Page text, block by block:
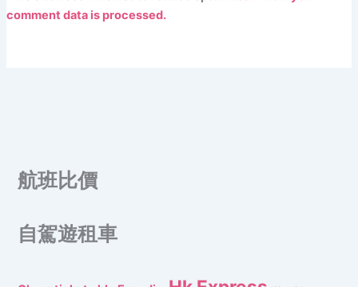
comment data is processed.
航班比價
自駕遊租車